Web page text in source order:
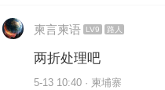
柬言柬语 LV9 路人
两折处理吧
5-13 10:40 · 柬埔寨